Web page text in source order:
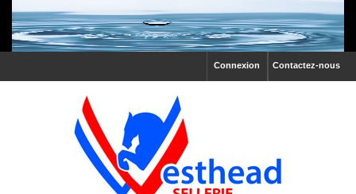
Contactez-nous
Connexion